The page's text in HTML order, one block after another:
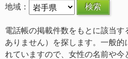
地域：
電話帳の掲載件数をもとに該当す
ありません）を探します。一般的
れていますので、女性の名前や今